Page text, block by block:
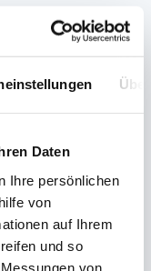
Daten
Ihre persönlichen
von
auf Ihrem
und so
von
zu einem
ermöglichen
erklären,
zu
Indem sie
nutzen,